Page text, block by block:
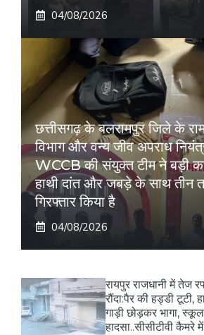
04/08/2026
छत्तीसगढ़ के बलरामपुर जिले के
विभाग और वन्य जीव अपराध
WCCB की संयुक्त टीम ने बड़ी
हाथी दांत और जबड़े के साथ तीन
गिरफ्तार किया है
04/08/2026
रायपुर राजधानी में तेज
रौंदा:पैर की हड्डी टूटी,
गाड़ी छोड़कर भागा,
हादसा..सीसीटीवी कैमरे